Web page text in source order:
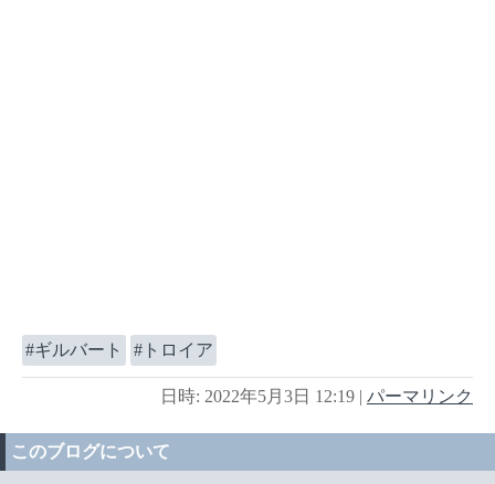
ギルバート トロイア
日時: 2022年5月3日 12:19 | パーマリンク
このブログについて